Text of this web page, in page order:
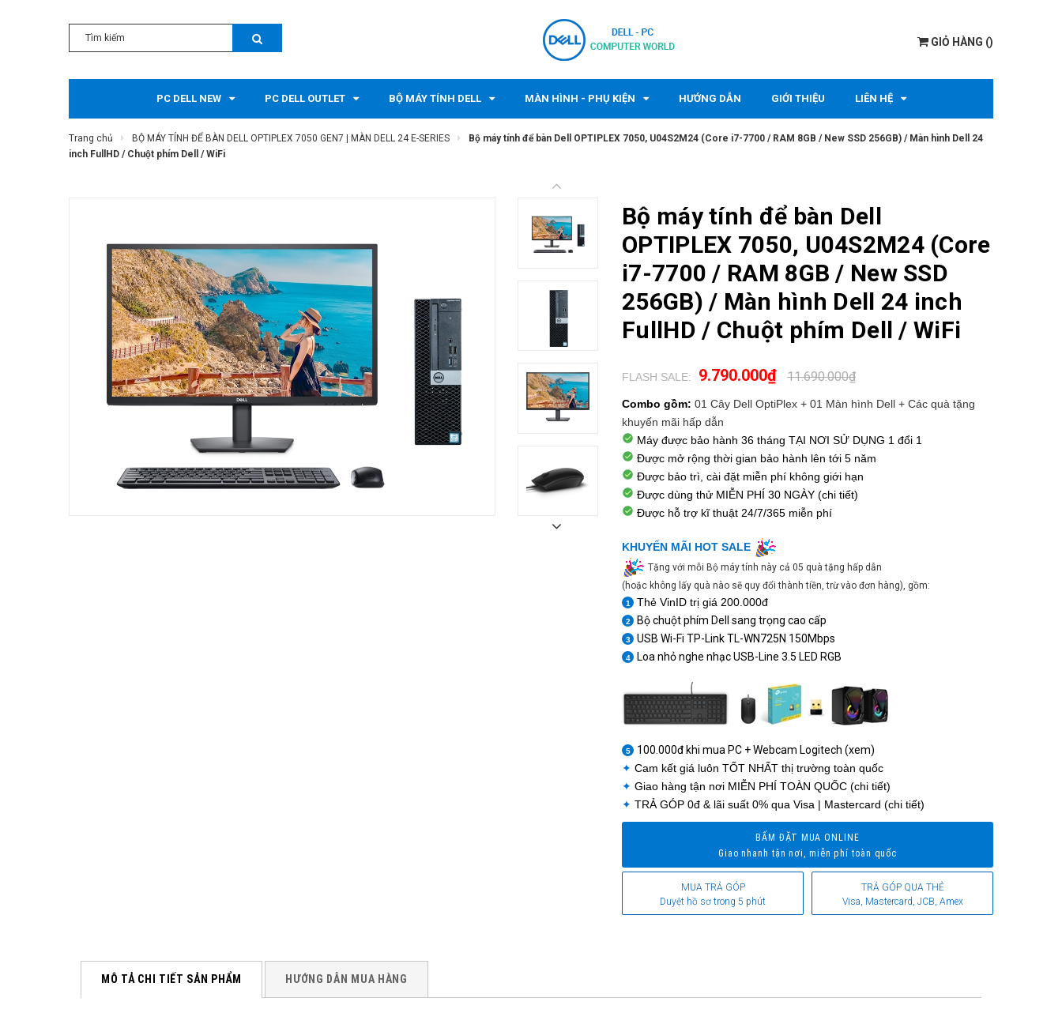
GIỎ HÀNG ()
PC DELL NEW PC DELL OUTLET BỘ MÁY TÍNH DELL MÀN HÌNH - PHỤ KIỆN HƯỚNG DẪN GIỚI THIỆU LIÊN HỆ
Trang chủ BỘ MÁY TÍNH ĐỂ BÀN DELL OPTIPLEX 7050 GEN7 | MÀN DELL 24 E-SERIES
Bộ máy tính để bàn Dell OPTIPLEX 7050, U04S2M24 (Core i7-7700 / RAM 8GB / New SSD 256GB) / Màn hình Dell 24
inch FullHD / Chuột phím Dell / WiFi
Bộ máy tính để bàn Dell
OPTIPLEX 7050, U04S2M24 (Core
i7-7700 / RAM 8GB / New SSD
256GB) / Màn hình Dell 24 inch
FullHD / Chuột phím Dell / WiFi
FLASH SALE: 9.790.000₫ 11.690.000₫
Combo gồm: 01 Cây Dell OptiPlex + 01 Màn hình Dell + Các quà tặng
khuyến mãi hấp dẫn
Máy được bảo hành 36 tháng TẠI NƠI SỬ DỤNG 1 đổi 1
Được mở rộng thời gian bảo hành lên tới 5 năm
Được bảo trì, cài đặt miễn phí không giới hạn
Được dùng thử MIỄN PHÍ 30 NGÀY (chi tiết)
Được hỗ trợ kĩ thuật 24/7/365 miễn phí
KHUYẾN MÃI HOT SALE
Tặng với mỗi Bộ máy tính này cả 05 quà tặng hấp dẫn
(hoặc không lấy quà nào sẽ quy đổi thành tiền, trừ vào đơn hàng), gồm:
1 Thẻ VinID trị giá 200.000đ
2 Bộ chuột phím Dell sang trọng cao cấp
3 USB Wi-Fi TP-Link TL-WN725N 150Mbps
4 Loa nhỏ nghe nhạc USB-Line 3.5 LED RGB
5
100.000đ khi mua PC + Webcam Logitech (xem)
✦ Cam kết giá luôn TỐT NHẤT thị trường toàn quốc
✦ Giao hàng tận nơi MIỄN PHÍ TOÀN QUỐC (chi tiết)
✦ TRẢ GÓP 0đ & lãi suất 0% qua Visa | Mastercard (chi tiết)
BẤM ĐẶT MUA ONLINE
Giao nhanh tận nơi, miễn phí toàn quốc
MUA TRẢ GÓP
Duyệt hồ sơ trong 5 phút
TRẢ GÓP QUA THẺ
Visa, Mastercard, JCB, Amex
MÔ TẢ CHI TIẾT SẢN PHẨM HƯỚNG DẪN MUA HÀNG